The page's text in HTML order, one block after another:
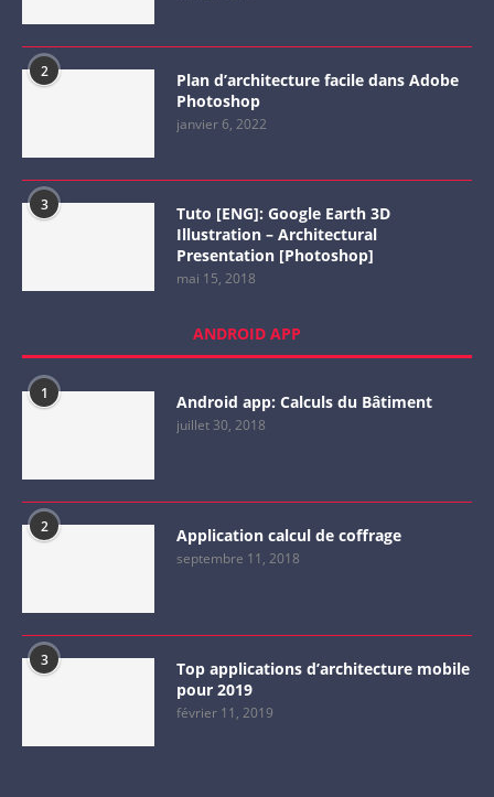
2
Plan d’architecture facile dans Adobe
Photoshop
janvier 6, 2022
3
Tuto [ENG]: Google Earth 3D
Illustration – Architectural
Presentation [Photoshop]
mai 15, 2018
ANDROID APP
1 Android app: Calculs du Bâtiment
juillet 30, 2018
2 Application calcul de coffrage
septembre 11, 2018
3
Top applications d’architecture mobile
pour 2019
février 11, 2019